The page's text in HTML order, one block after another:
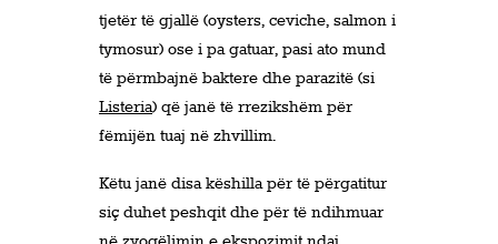
tjetër të gjallë (oysters, ceviche, salmon i
tymosur) ose i pa gatuar, pasi ato mund
të përmbajnë baktere dhe parazitë (si
Listeria) që janë të rrezikshëm për
fëmijën tuaj në zhvillim.
Këtu janë disa këshilla për të përgatitur
siç duhet peshqit dhe për të ndihmuar